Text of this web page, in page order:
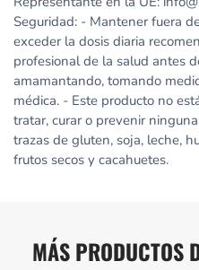
Seguridad: - Mantener fuera
exceder la dosis diaria
profesional de la salud antes
amamantando, tomando
médica. - Este producto no
tratar, curar o prevenir
trazas de gluten, soja, leche,
frutos secos y cacahuetes.
MÁS PRODUCTOS